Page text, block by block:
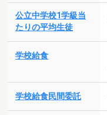
公立中学校1学級当
たりの平均生徒
学校給食
学校給食民間委託